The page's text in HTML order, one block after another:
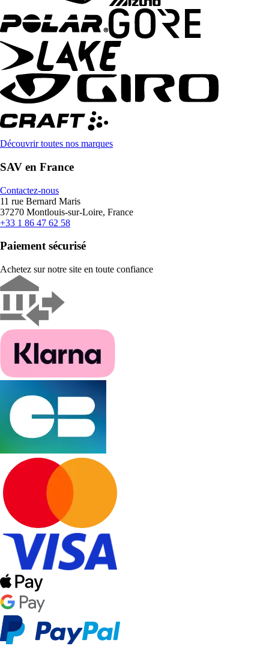
Découvrir toutes nos marques
SAV en France
Contactez-nous
11 rue Bernard Maris
37270 Montlouis-sur-Loire, France
+33 1 86 47 62 58
Paiement sécurisé
Achetez sur notre site en toute confiance